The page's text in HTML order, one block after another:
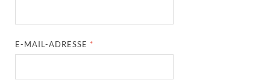
E-MAIL-ADRESSE *